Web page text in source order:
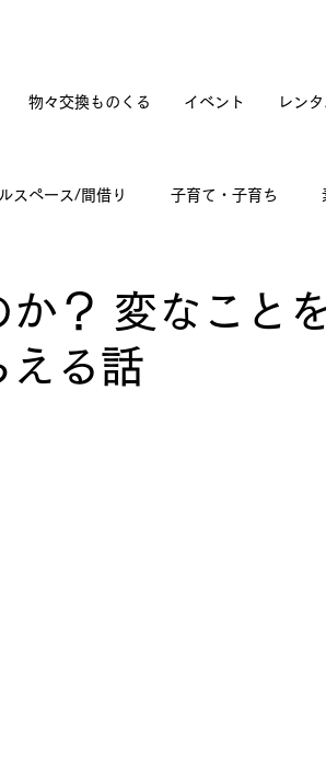
物々交換ものくる イベント レン
スペース/間借り 子育て・子育ち
？ 変なこと
える話